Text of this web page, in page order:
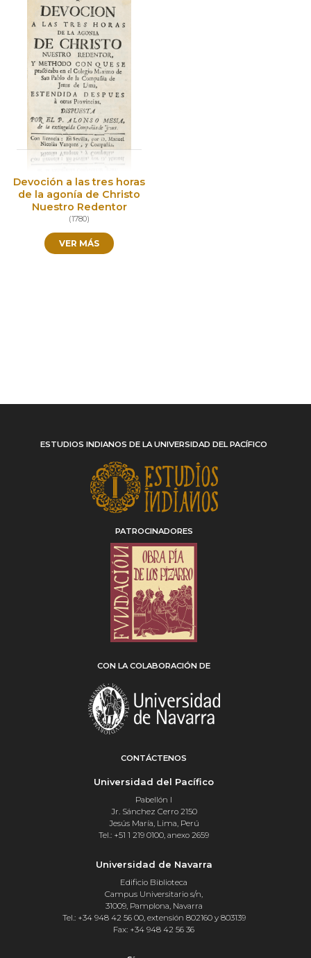
Devoción a las tres horas
de la agonía de Christo
Nuestro Redentor
(1780)
VER MÁS
ESTUDIOS INDIANOS DE LA UNIVERSIDAD DEL PACÍFICO
PATROCINADORES
CON LA COLABORACIÓN DE
CONTÁCTENOS
Universidad del Pacífico
Pabellón I
Jr. Sánchez Cerro 2150
Jesús María, Lima, Perú
Tel.: +51 1 219 0100, anexo 2659
Universidad de Navarra
Edificio Biblioteca
Campus Universitario s/n,
31009, Pamplona, Navarra
Tel.: +34 948 42 56 00, extensión 802160 y 803139
Fax: +34 948 42 56 36